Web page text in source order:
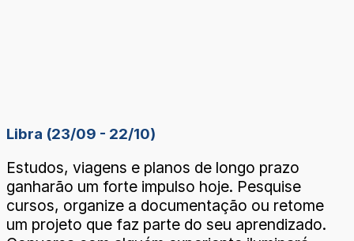
Libra (23/09 - 22/10)
Estudos, viagens e planos de longo prazo
ganharão um forte impulso hoje. Pesquise
cursos, organize a documentação ou retome
um projeto que faz parte do seu aprendizado.